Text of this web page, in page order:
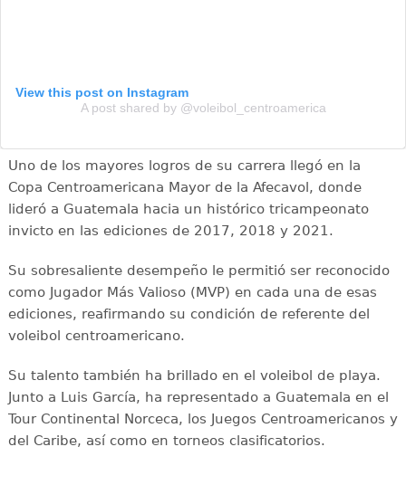
View this post on Instagram
A post shared by @voleibol_centroamerica
Uno de los mayores logros de su carrera llegó en la
Copa Centroamericana Mayor de la Afecavol, donde
lideró a Guatemala hacia un histórico tricampeonato
invicto en las ediciones de 2017, 2018 y 2021.
Su sobresaliente desempeño le permitió ser reconocido
como Jugador Más Valioso (MVP) en cada una de esas
ediciones, reafirmando su condición de referente del
voleibol centroamericano.
Su talento también ha brillado en el voleibol de playa.
Junto a Luis García, ha representado a Guatemala en el
Tour Continental Norceca, los Juegos Centroamericanos y
del Caribe, así como en torneos clasificatorios.